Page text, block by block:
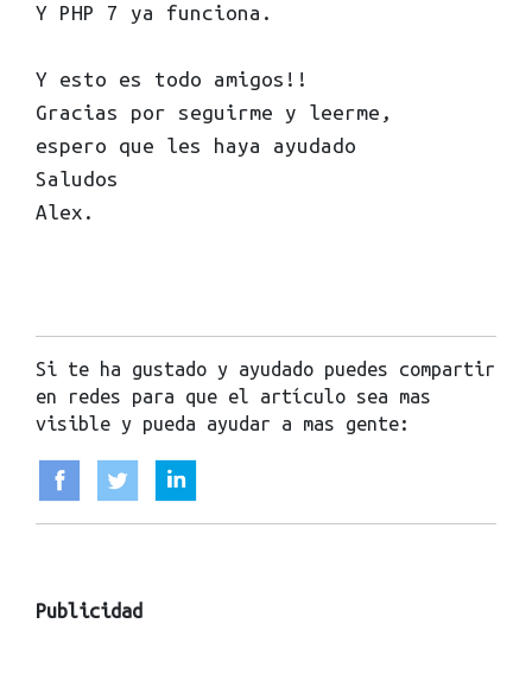
Y PHP 7 ya funciona.
Y esto es todo amigos!!
Gracias por seguirme y leerme,
espero que les haya ayudado
Saludos
Alex.
Si te ha gustado y ayudado puedes compartir
en redes para que el artículo sea mas
visible y pueda ayudar a mas gente:
Publicidad